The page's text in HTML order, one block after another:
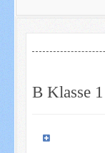
B Klasse